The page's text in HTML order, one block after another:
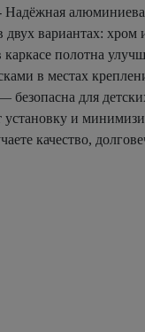
вариантах:
полотна
в местах
безопасна для
установку и
качество,